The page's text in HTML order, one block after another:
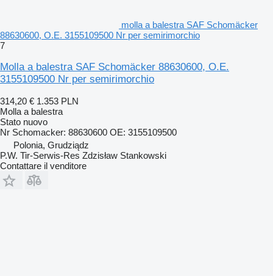
molla a balestra SAF Schomäcker
88630600, O.E. 3155109500 Nr per semirimorchio
7
Molla a balestra SAF Schomäcker 88630600, O.E.
3155109500 Nr per semirimorchio
314,20 € 1.353 PLN
Molla a balestra
Stato nuovo
Nr Schomacker: 88630600 OE: 3155109500
Polonia, Grudziądz
P.W. Tir-Serwis-Res Zdzisław Stankowski
Contattare il venditore